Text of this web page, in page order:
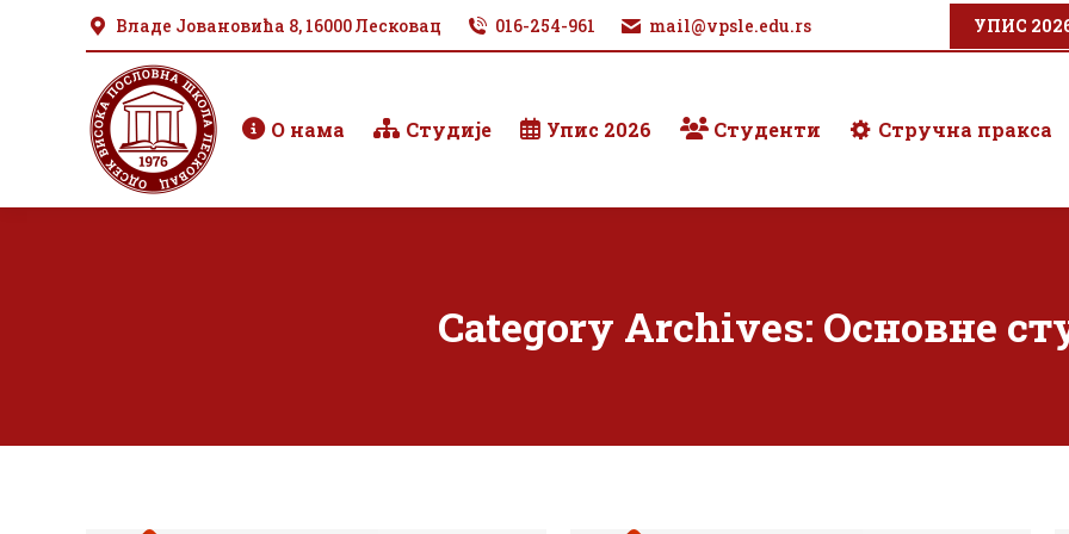
Владе Јовановића 8, 16000 Лесковац 016-254-961 mail@vpsle.edu.rs УПИС
О нама Студије Упис 2026 Студенти Стручна пракса
Category Archives: Основне